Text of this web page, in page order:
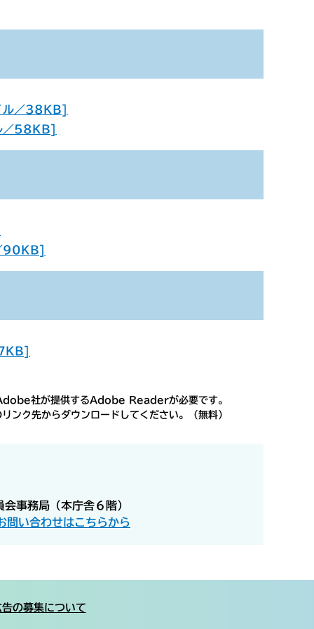
ル／38KB]
／58KB]
90KB]
社が提供するAdobe Readerが必要です。
ク先からダウンロードしてください。（無料）
事務局（本庁舎６階）
問い合わせはこちらから
告の募集について